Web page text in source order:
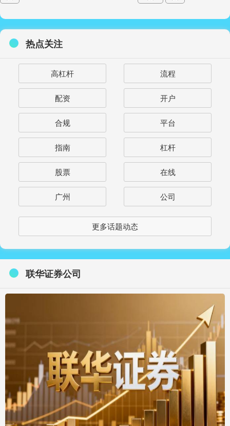
热点关注
高杠杆 流程
配资 开户
合规 平台
指南 杠杆
股票 在线
广州 公司
更多话题动态
联华证券公司